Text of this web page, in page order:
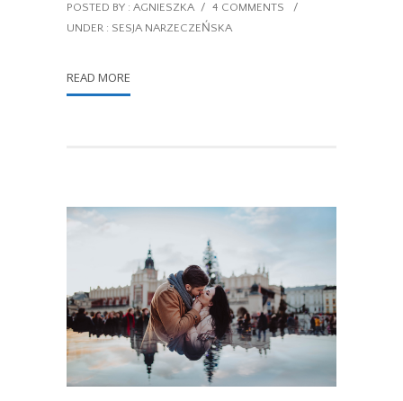
POSTED BY : AGNIESZKA / 4 COMMENTS
/
UNDER : SESJA NARZECZEŃSKA
READ MORE